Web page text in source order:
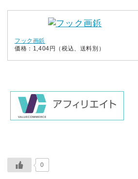
フック画鋲
価格：1,404円（税込、送料別）
0